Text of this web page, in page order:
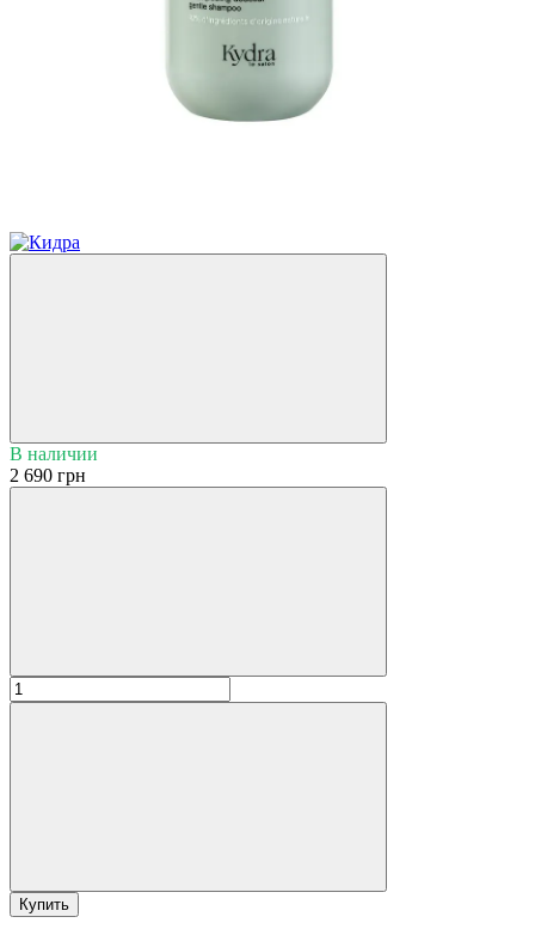
В наличии
2 690 грн
Купить